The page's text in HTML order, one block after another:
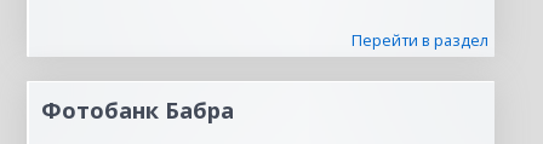
Перейти в раздел
Фотобанк Бабра